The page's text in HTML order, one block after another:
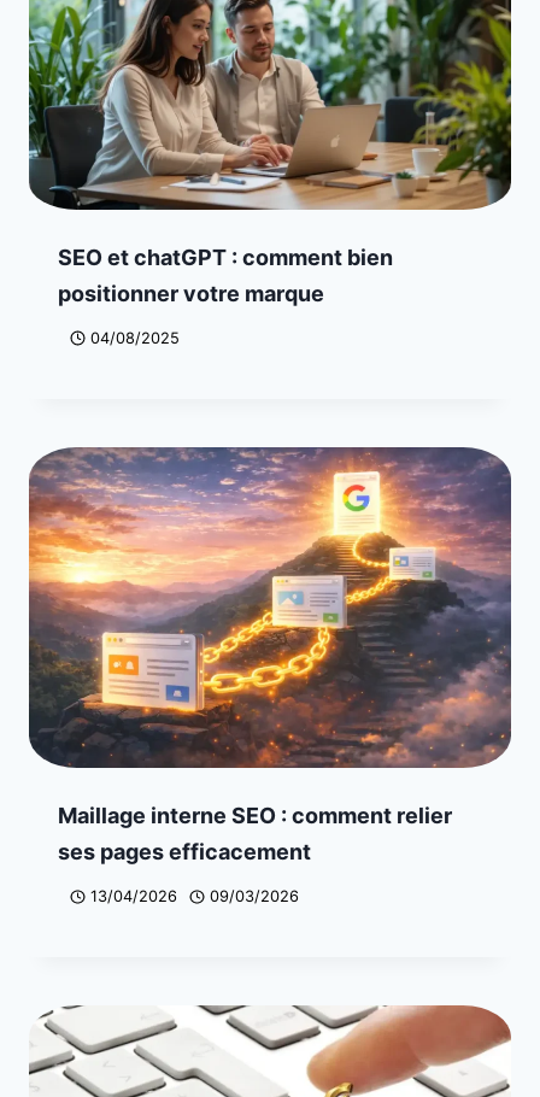
SEO et chatGPT : comment bien
positionner votre marque
04/08/2025
Maillage interne SEO : comment relier
ses pages efficacement
13/04/2026 09/03/2026